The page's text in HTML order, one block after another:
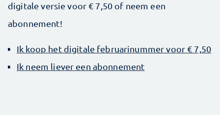
digitale versie voor € 7,50 of neem een
abonnement!
Ik koop het digitale februarinummer voor € 7,50
Ik neem liever een abonnement